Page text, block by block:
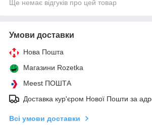
Ще немає відгуків про цей товар
Умови доставки
Нова Пошта
Магазини Rozetka
Meest ПОШТА
Доставка кур'єром Нової Пошти за
Всі умови доставки